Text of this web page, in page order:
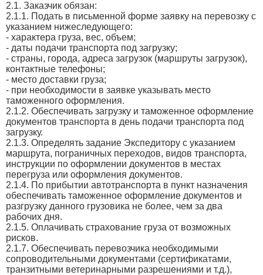
2.1. Заказчик обязан:
2.1.1. Подать в письменной форме заявку на перевозку с
указанием нижеследующего:
- характера груза, вес, объем;
- даты подачи транспорта под загрузку;
- страны, города, адреса загрузок (маршруты загрузок),
контактные телефоны;
- место доставки груза;
- при необходимости в заявке указывать место
таможенного оформления.
2.1.2. Обеспечивать загрузку и таможенное оформление
документов транспорта в день подачи транспорта под
загрузку.
2.1.3. Определять задание Экспедитору с указанием
маршрута, пограничных переходов, видов транспорта,
инструкции по оформлении документов в местах
перегруза или оформления документов.
2.1.4. По прибытии автотранспорта в пункт назначения
обеспечивать таможенное оформление документов и
разгрузку данного грузовика не более, чем за два
рабочих дня.
2.1.5. Оплачивать страхование груза от возможных
рисков.
2.1.7. Обеспечивать перевозчика необходимыми
сопроводительными документами (сертификатами,
транзитными ветеринарными разрешениями и т.д.),